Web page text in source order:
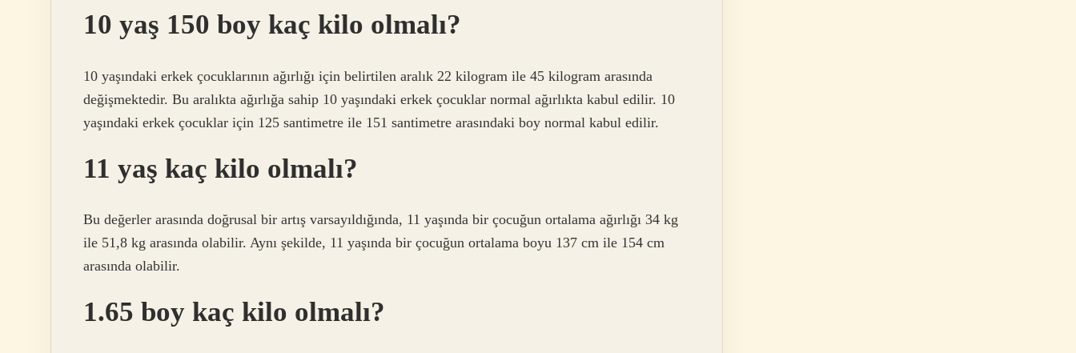
10 yaş 150 boy kaç kilo olmalı?
10 yaşındaki erkek çocuklarının ağırlığı için belirtilen aralık 22 kilogram ile 45 kilogram arasında
değişmektedir. Bu aralıkta ağırlığa sahip 10 yaşındaki erkek çocuklar normal ağırlıkta kabul edilir. 10
yaşındaki erkek çocuklar için 125 santimetre ile 151 santimetre arasındaki boy normal kabul edilir.
11 yaş kaç kilo olmalı?
Bu değerler arasında doğrusal bir artış varsayıldığında, 11 yaşında bir çocuğun ortalama ağırlığı 34 kg
ile 51,8 kg arasında olabilir. Aynı şekilde, 11 yaşında bir çocuğun ortalama boyu 137 cm ile 154 cm
arasında olabilir.
1.65 boy kaç kilo olmalı?